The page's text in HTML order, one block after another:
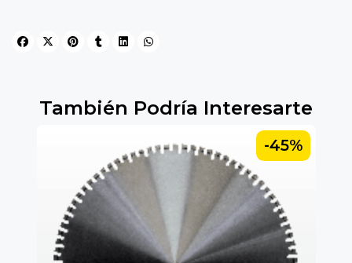
También Podría Interesarte
-45%